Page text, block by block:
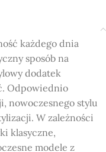
każdego dnia
sposób na
dodatek
Odpowiednio
nowoczesnego stylu
W zależności
klasyczne,
modele z